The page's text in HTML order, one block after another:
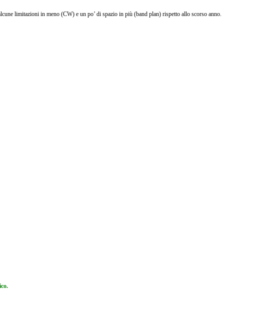
limitazioni in meno (CW) e un po’ di spazio in più (band plan) rispetto allo scorso anno.